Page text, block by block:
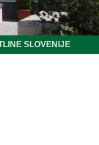
SLOVENIJE